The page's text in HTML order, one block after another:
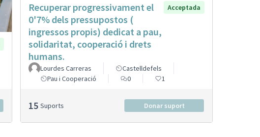
Recuperar progressivament el
0'7% dels pressupostos (
ingressos propis) dedicat a pau,
solidaritat, cooperació i drets
humans.
Acceptada
Lourdes Carreras
Castelldefels
Pau i Cooperació
0 1
15 Suports Donar suport